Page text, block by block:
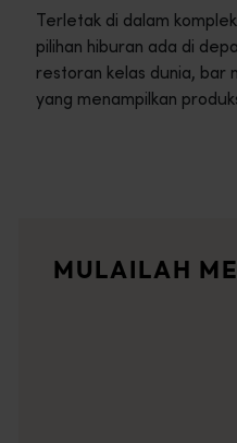
Terletak di dalam
pilihan hiburan ada di
restoran kelas dunia, bar
yang menampilkan
<p>Siap untukMULAILAH